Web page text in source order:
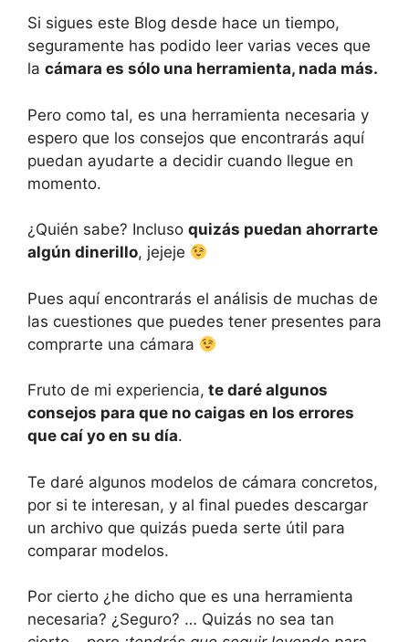
Si sigues este Blog desde hace un tiempo,
seguramente has podido leer varias veces que
la cámara es sólo una herramienta, nada más.
Pero como tal, es una herramienta necesaria y
espero que los consejos que encontrarás aquí
puedan ayudarte a decidir cuando llegue en
momento.
¿Quién sabe? Incluso quizás puedan ahorrarte
algún dinerillo, jejeje
Pues aquí encontrarás el análisis de muchas de
las cuestiones que puedes tener presentes para
comprarte una cámara
Fruto de mi experiencia, te daré algunos
consejos para que no caigas en los errores
que caí yo en su día.
Te daré algunos modelos de cámara concretos,
por si te interesan, y al final puedes descargar
un archivo que quizás pueda serte útil para
comparar modelos.
Por cierto ¿he dicho que es una herramienta
necesaria? ¿Seguro? … Quizás no sea tan